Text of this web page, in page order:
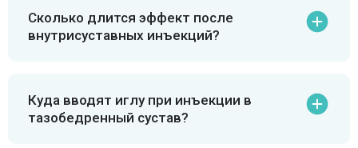
Сколько длится эффект после
внутрисуставных инъекций?
Куда вводят иглу при инъекции в
тазобедренный сустав?